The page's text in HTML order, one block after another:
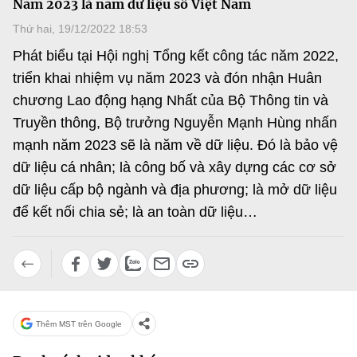
Sở Khoa học và Công nghệ
Chuyển đổi số
Bưu chính, Viễn thông
Sở hữu trí tuệ
Tiêu chuẩn, đo lường, chất lượng
Năng lượng nguyên tử
Tin tổng hợp
Tin địa phương
Văn bản chỉ đạo điều hành
Lấy ý kiến người dân về dự thảo VBQPPL
THỐNG KÊ
Khoa học và Công nghệ
Đổi mới sáng tạo
Chuyển đổi số
Bưu chính, Viễn thông
Sở hữu trí tuệ
Năng lượng nguyên tử
THƯ ĐIỆN TỬ
Khác
Videos
Ảnh
Nhiệm vụ trọng tâm
Năm 2023 là năm dữ liệu số Việt Nam
Thứ hai, 19/12/2022 18:53
Phát biểu tại Hội nghị Tổng kết công tác năm 2022,
triển khai nhiệm vụ năm 2023 và đón nhận Huân
chương Lao động hạng Nhất của Bộ Thông tin và
Truyền thông, Bộ trưởng Nguyễn Mạnh Hùng nhấn
mạnh năm 2023 sẽ là năm về dữ liệu. Đó là bảo vệ
dữ liệu cá nhân; là công bố và xây dựng các cơ sở
dữ liệu cấp bộ ngành và địa phương; là mở dữ liệu
để kết nối chia sẻ; là an toàn dữ liệu…
Thêm MST trên Google